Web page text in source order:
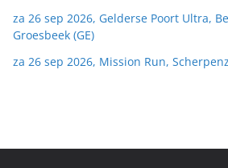
za 26 sep 2026, Gelderse Poort Ultra,
Groesbeek (GE)
za 26 sep 2026, Mission Run,